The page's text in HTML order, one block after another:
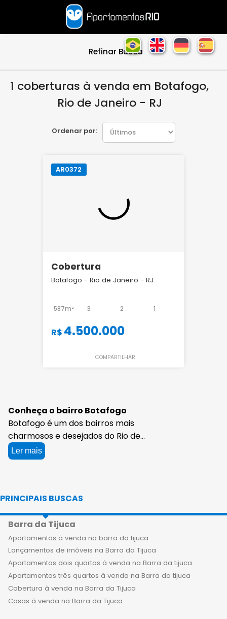
Refinar Busca
1 coberturas à venda em Botafogo,
Rio de Janeiro - RJ
Ordenar por:
AR0372
Cobertura
Botafogo - Rio de Janeiro - RJ
587m² 3 2 1
R$ 4.500.000
COMPARTILHAR
Conheça o bairro Botafogo
Botafogo é um dos bairros mais
charmosos e desejados do Rio de
Janeiro, e os apartamentos de alto
padrão à venda nessa região são a
Morar em um empreendimento de
luxo no Botafogo é uma experiência
única, sendo que alguns contam com
uma vista deslumbrante para a Baía
de Guanabara e um estilo de vida
privilegiado. Os apartamentos de alto
padrão no bairro do Botafogo
apresentam uma arquitetura
moderna, com acabamentos de alta
Ler mais
PRINCIPAIS BUSCAS
Barra da Tijuca
Apartamentos à venda na barra da tijuca
Lançamentos de imóveis na Barra da Tijuca
Apartamentos dois quartos à venda na Barra da tijuca
Apartamentos três quartos à venda na Barra da tijuca
Cobertura à venda na Barra da Tijuca
Casas à venda na Barra da Tijuca